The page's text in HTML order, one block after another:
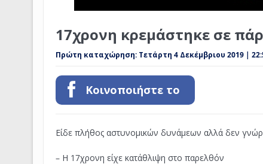
17χρονη κρεμάστηκε σε
Πρώτη καταχώρηση: Τετάρτη 4 Δεκέμβριου 2019 |
Κοινοποιήστε το
Είδε πλήθος αστυνομικών δυνάμεων αλλά δεν
– Η 17χρονη είχε κατάθλιψη στο παρελθόν